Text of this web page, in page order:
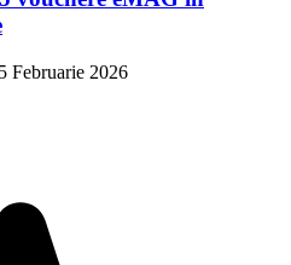
Februarie 2026